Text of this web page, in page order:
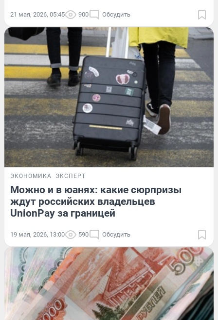
21 мая, 2026, 05:45 900 Обсудить
ЭКОНОМИКА ЭКСПЕРТ
Можно и в юанях: какие сюрпризы
ждут российских владельцев
UnionPay за границей
19 мая, 2026, 13:00 590 Обсудить